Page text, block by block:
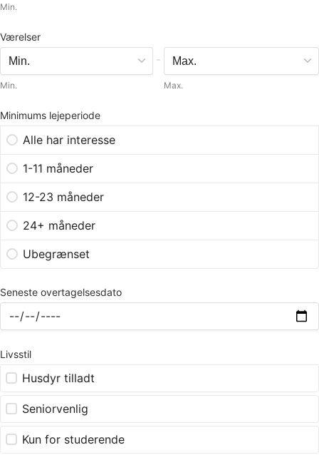
Min.
Værelser
Min.
-
Max.
Minimums lejeperiode
Alle har interesse
1-11 måneder
12-23 måneder
24+ måneder
Ubegrænset
Seneste overtagelsesdato
Livsstil
Husdyr tilladt
Seniorvenlig
Kun for studerende